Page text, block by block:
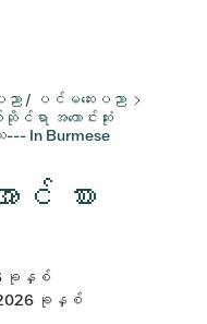
ညာ / ပင်မဆေးပညာ
င်ရာ အကောင်းဆုံး
--- In Burmese
င် စား
ခုနှစ်
ခုနှစ်